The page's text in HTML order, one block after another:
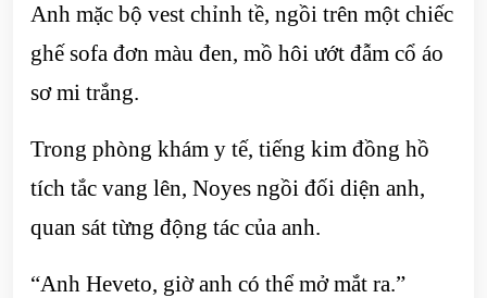
Anh mặc bộ vest chỉnh tề, ngồi trên một chiếc
ghế sofa đơn màu đen, mồ hôi ướt đẫm cổ áo
sơ mi trắng.
Trong phòng khám y tế, tiếng kim đồng hồ
tích tắc vang lên, Noyes ngồi đối diện anh,
quan sát từng động tác của anh.
“Anh Heveto, giờ anh có thể mở mắt ra.”